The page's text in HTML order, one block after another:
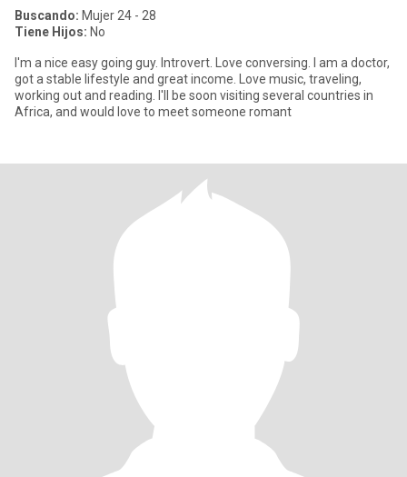
Buscando: Mujer 24 - 28
Tiene Hijos: No
I'm a nice easy going guy. Introvert. Love conversing. I am a doctor,
got a stable lifestyle and great income. Love music, traveling,
working out and reading. I'll be soon visiting several countries in
Africa, and would love to meet someone romant